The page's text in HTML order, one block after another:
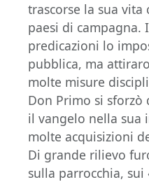
trascorse la sua
paesi di campagna.
predicazioni lo
pubblica, ma
molte misure
Don Primo si
il vangelo nella sua
molte acquisizioni
Di grande rilievo
sulla parrocchia,